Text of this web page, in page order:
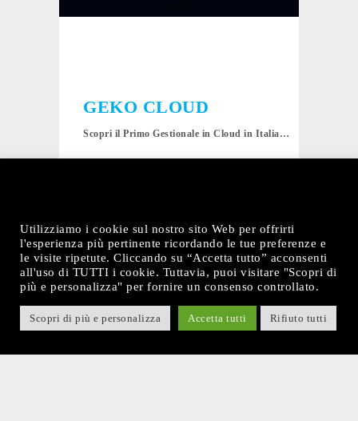
GEKO CLOUD
Scopri il Primo Gestionale in Cloud in Italia…
Statistiche e Grafici personalizzati
Gestione Palestra H24
App Clienti Personalizzata
QR Codes Dinamici
Utilizziamo i cookie sul nostro sito Web per offrirti
l'esperienza più pertinente ricordando le tue preferenze e
le visite ripetute. Cliccando su “Accetta tutto” acconsenti
all'uso di TUTTI i cookie. Tuttavia, puoi visitare "Scopri di
più e personalizza" per fornire un consenso controllato.
Scopri di più e personalizza Accetta tutti Rifiuto tutti